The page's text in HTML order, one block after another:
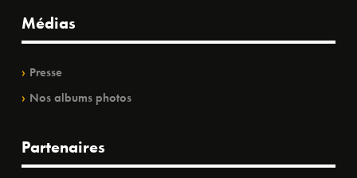
Médias
Presse
Nos albums photos
Partenaires